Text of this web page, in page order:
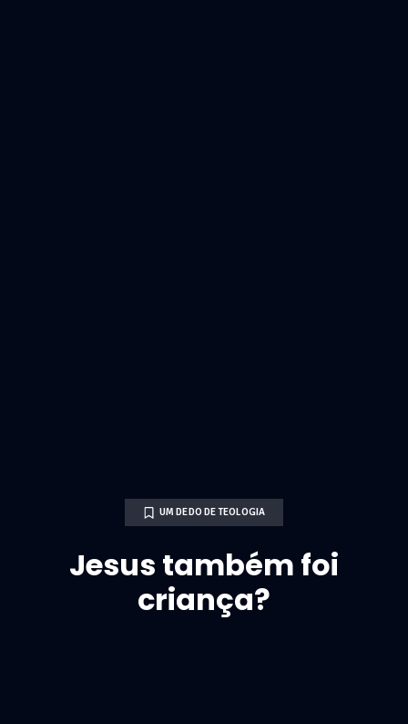
UM DEDO DE TEOLOGIA
Jesus também foi
criança?